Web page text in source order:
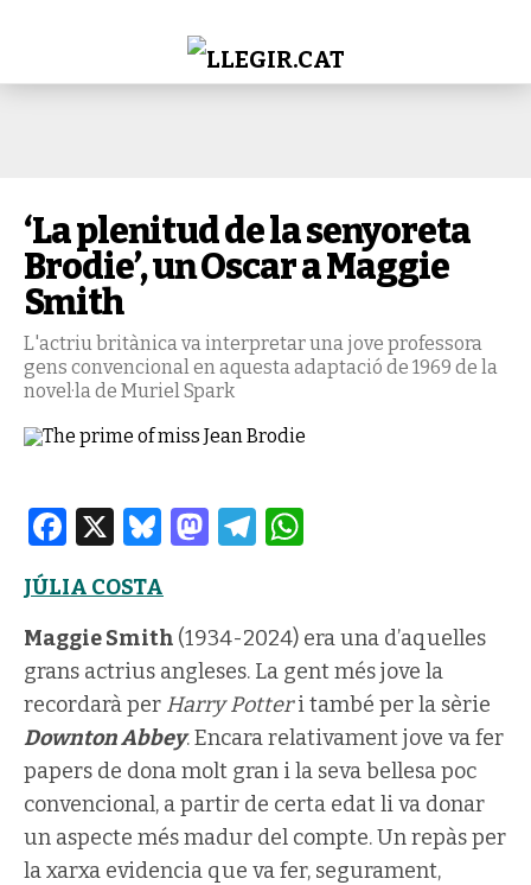
‘La plenitud de la senyoreta
Brodie’, un Oscar a Maggie
Smith
L'actriu britànica va interpretar una jove professora
gens convencional en aquesta adaptació de 1969 de la
novel·la de Muriel Spark
Facebook
X Bluesky
Mastodon
Telegram
JÚLIA COSTA
Maggie Smith (1934-2024) era una d’aquelles
grans actrius angleses. La gent més jove la
recordarà per Harry Potteri també per la sèrie
Downton Abbey. Encara relativament jove va fer
papers de dona molt gran i la seva bellesa poc
convencional, a partir de certa edat li va donar
un aspecte més madur del compte. Un repàs per
la xarxa evidencia que va fer, segurament,